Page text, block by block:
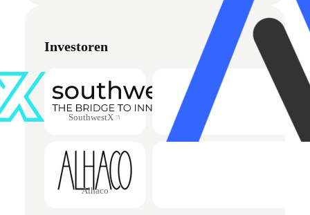
Investoren
SouthwestX
Alhaco